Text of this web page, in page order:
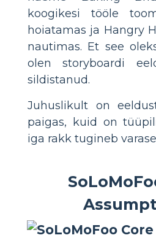
koogikesi tööle
hoiatamas ja Hangry
nautimas. Et see
olen storyboardi
sildistanud.
Juhuslikult on
paigas, kuid on
iga rakk tugineb